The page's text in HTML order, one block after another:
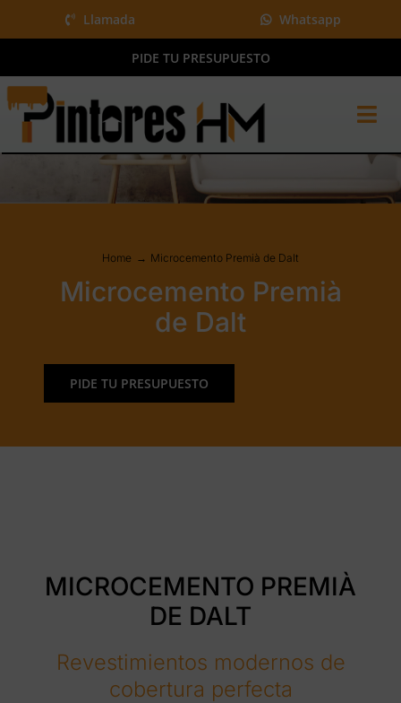
al
Llamada Whatsapp
PIDE TU PRESUPUESTO
Pintura y más
QUIÉNES SOMOS
Home Microcemento Premià de Dalt
Microcemento Premià
de Dalt
PIDE TU PRESUPUESTO
MICROCEMENTO PREMIÀ
DE DALT
Revestimientos modernos de
cobertura perfecta